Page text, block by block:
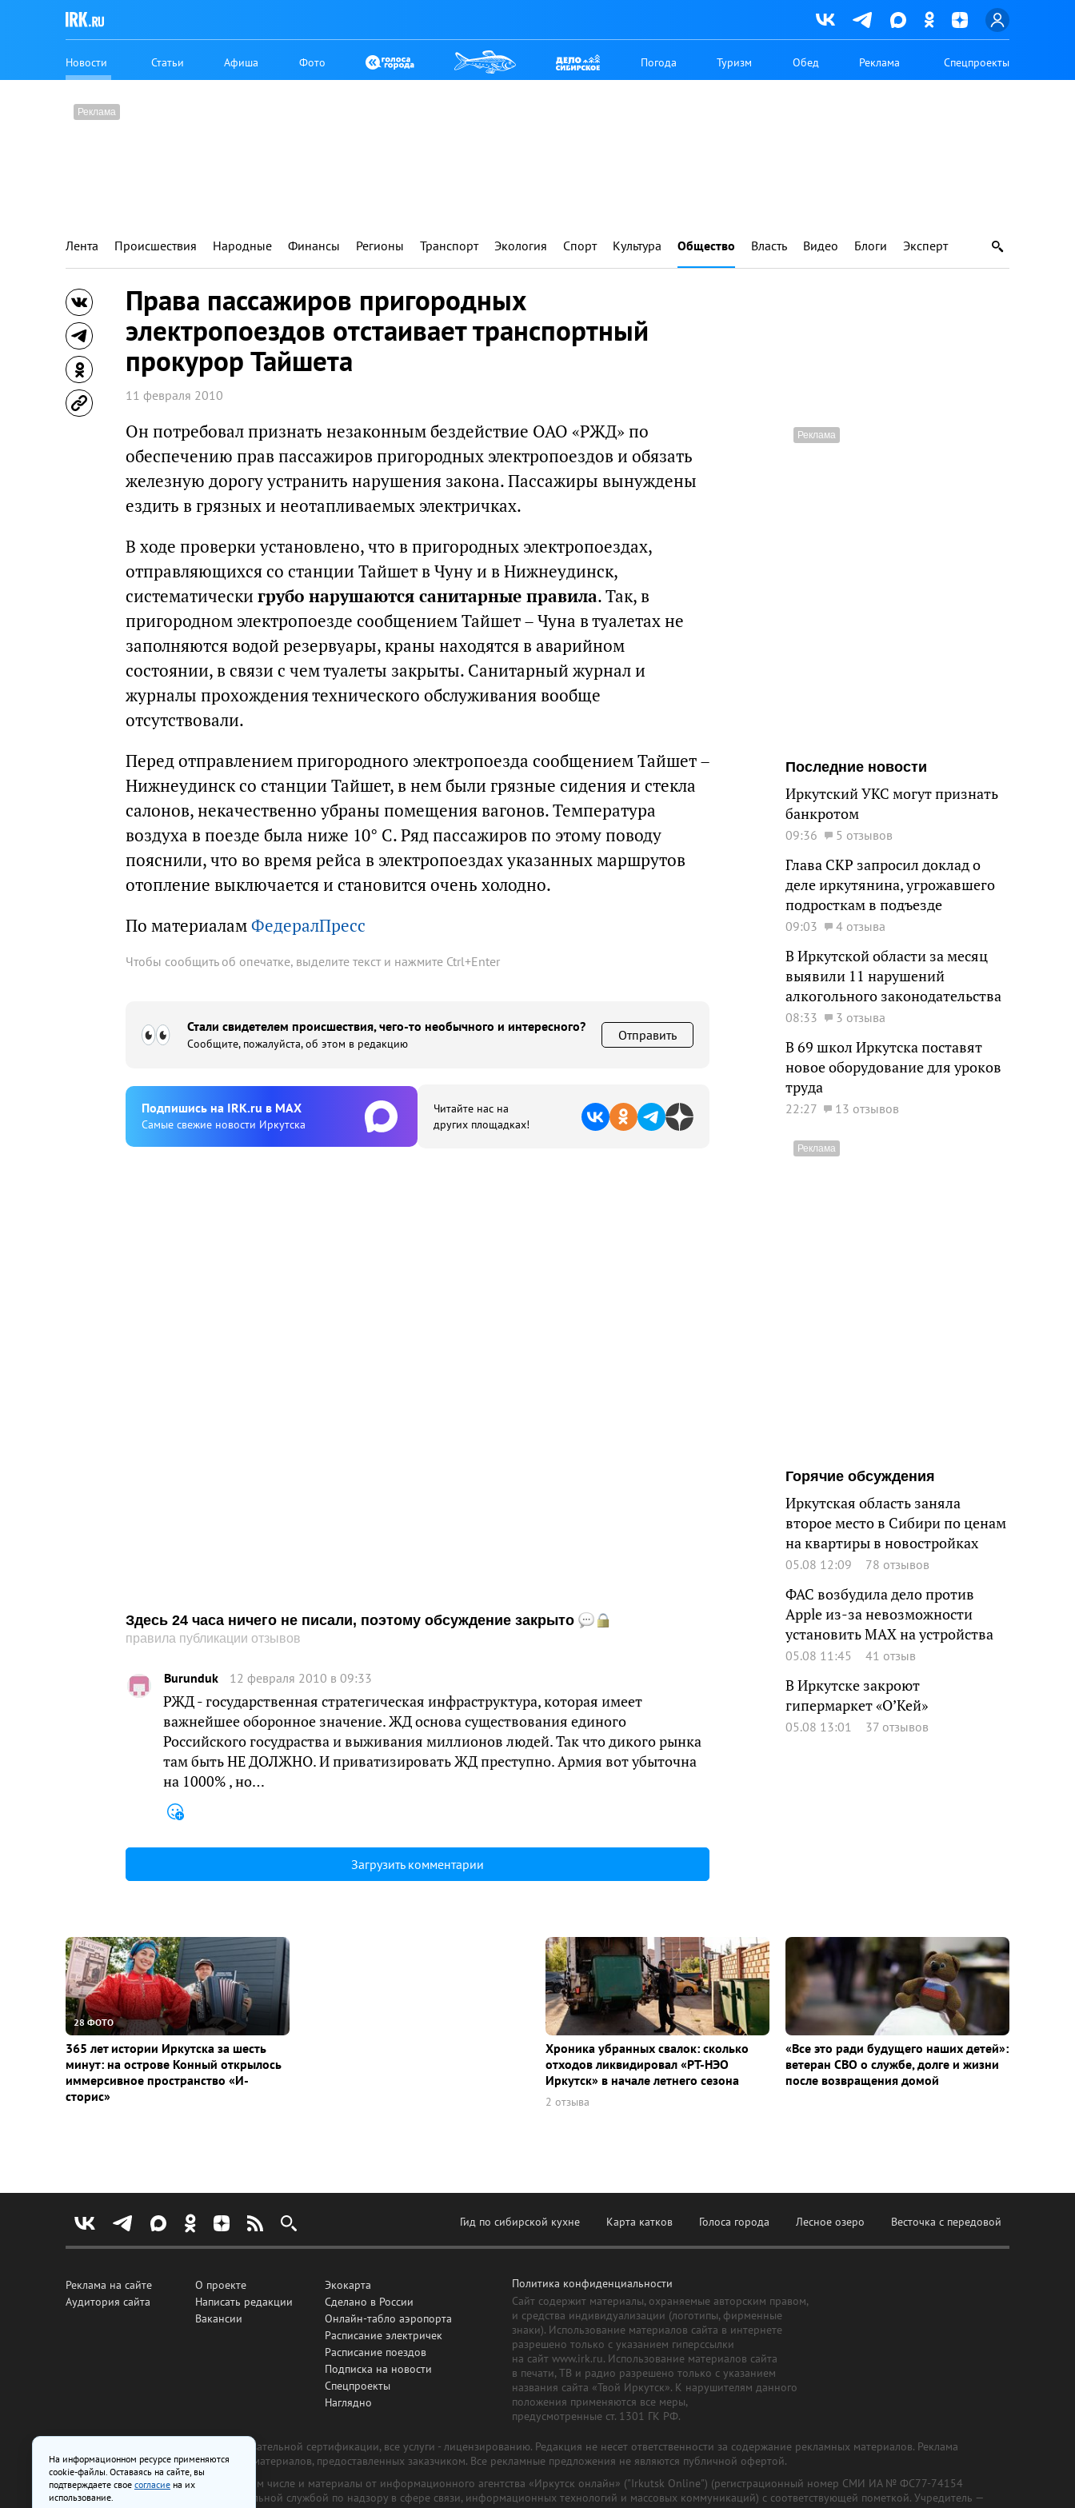
Новости Статьи Афиша Фото Погода Туризм Обед Реклама Спецпроекты
Лента Происшествия Народные Финансы Регионы Транспорт Экология Спорт Культура Общество Власть Видео Блоги Эксперт
Права пассажиров пригородных
электропоездов отстаивает транспортный
прокурор Тайшета
11 февраля 2010
Он потребовал признать незаконным бездействие ОАО «РЖД» по
обеспечению прав пассажиров пригородных электропоездов и обязать
железную дорогу устранить нарушения закона. Пассажиры вынуждены
ездить в грязных и неотапливаемых электричках.
В ходе проверки установлено, что в пригородных электропоездах,
отправляющихся со станции Тайшет в Чуну и в Нижнеудинск,
систематически грубо нарушаются санитарные правила. Так, в
пригородном электропоезде сообщением Тайшет – Чуна в туалетах не
заполняются водой резервуары, краны находятся в аварийном
состоянии, в связи с чем туалеты закрыты. Санитарный журнал и
журналы прохождения технического обслуживания вообще
отсутствовали.
Перед отправлением пригородного электропоезда сообщением Тайшет –
Нижнеудинск со станции Тайшет, в нем были грязные сидения и стекла
салонов, некачественно убраны помещения вагонов. Температура
воздуха в поезде была ниже 10° С. Ряд пассажиров по этому поводу
пояснили, что во время рейса в электропоездах указанных маршрутов
отопление выключается и становится очень холодно.
По материаламФедералПресс
Чтобы сообщить об опечатке, выделите текст и нажмите Ctrl+Enter
Стали свидетелем происшествия, чего-то необычного и интересного?
Сообщите, пожалуйста, об этом в редакцию
Отправить
Подпишиcь на IRK.ru в MAX
Cамые свежие новости Иркутска
Читайте нас на
других площадках!
Здесь 24 часа ничего не писали, поэтому обсуждение закрыто
правила публикации отзывов
Burunduk 12 февраля 2010 в 09:33
РЖД - государственная стратегическая инфраструктура, которая имеет
важнейшее оборонное значение. ЖД основа существования единого
Российского госудраства и выживания миллионов людей. Так что дикого рынка
там быть НЕ ДОЛЖНО. И приватизировать ЖД преступно. Армия вот убыточна
на 1000% , но…
Загрузить комментарии
Последние новости
Иркутский УКС могут признать
банкротом
09:36 5 отзывов
Глава СКР запросил доклад о
деле иркутянина, угрожавшего
подросткам в подъезде
09:03 4 отзыва
В Иркутской области за месяц
выявили 11 нарушений
алкогольного законодательства
08:33 3 отзыва
В 69 школ Иркутска поставят
новое оборудование для уроков
труда
22:27 13 отзывов
Горячие обсуждения
Иркутская область заняла
второе место в Сибири по ценам
на квартиры в новостройках
05.08 12:09 78 отзывов
ФАС возбудила дело против
Apple из-за невозможности
установить MAX на устройства
05.08 11:45 41 отзыв
В Иркутске закроют
гипермаркет «О’Кей»
05.08 13:01 37 отзывов
28 ФОТО
365 лет истории Иркутска за шесть
минут: на острове Конный открылось
иммерсивное пространство «И-
сторис»
Хроника убранных свалок: сколько
отходов ликвидировал «РТ-НЭО
Иркутск» в начале летнего сезона
2 отзыва
«Все это ради будущего наших детей»:
ветеран СВО о службе, долге и жизни
после возвращения домой
Гид по сибирской кухне Карта катков Голоса города Лесное озеро Весточка с передовой
Реклама на сайте
Аудитория сайта
О проекте
Написать редакции
Вакансии
Экокарта
Сделано в России
Онлайн-табло аэропорта
Расписание электричек
Расписание поездов
Подписка на новости
Спецпроекты
Наглядно
Политика конфиденциальности
Сайт содержит материалы, охраняемые авторским правом,
и средства индивидуализации (логотипы, фирменные
знаки). Использование материалов сайта в интернете
разрешено только с указанием гиперссылки
на сайт www.irk.ru. Использование материалов сайта
в печати, ТВ и радио разрешено только с указанием
названия сайта «Твой Иркутск». К нарушителям данного
положения применяются все меры,
предусмотренные ст. 1301 ГК РФ.
Все рекламные товары подлежат обязательной сертификации, все услуги - лицензированию. Редакция не несет ответственности за содержание рекламных материалов. Реклама
изготовлена и размещена на основе материалов, предоставленных заказчиком. Все рекламные предложения не являются публичной офертой.
На сайте www.irk.ru размещаются в том числе и материалы от информационного агентства «Иркутск онлайн» ("Irkutsk Online") (регистрационный номер СМИ ИА № ФС77-74154
от 29 октября 2018 г., выдан Федеральной службой по надзору в сфере связи, информационных технологий и массовых коммуникаций) с соответствующей пометкой. Учредитель —
На информационном ресурсе применяются
cookie-файлы. Оставаясь на сайте, вы
подтверждаете свое согласие на их
использование.